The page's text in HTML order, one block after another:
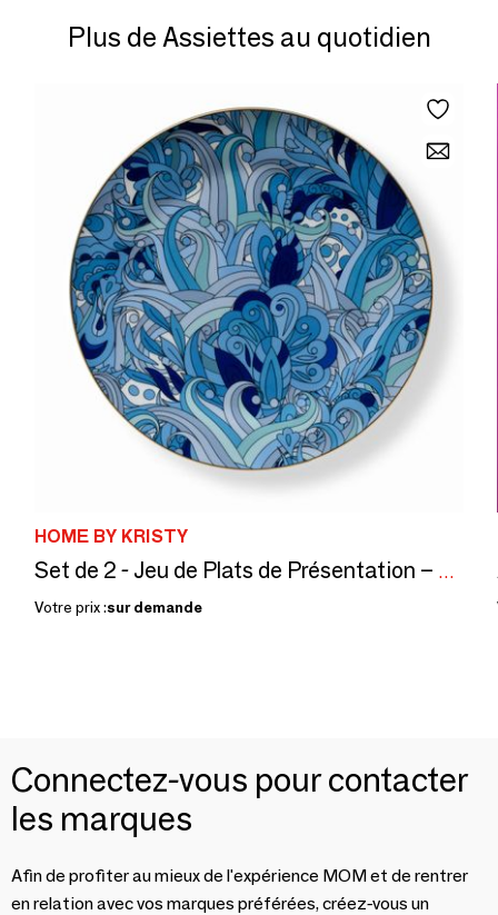
Plus de Assiettes au quotidien
HOME BY KRISTY
Set de 2 - Jeu de Plats de Présentation – Bleu Cachemire
Votre prix :sur demande
Connectez-vous pour contacter
les marques
Afin de profiter au mieux de l'expérience MOM et de rentrer
en relation avec vos marques préférées, créez-vous un